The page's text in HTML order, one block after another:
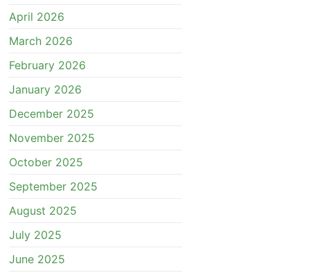
April 2026
March 2026
February 2026
January 2026
December 2025
November 2025
October 2025
September 2025
August 2025
July 2025
June 2025